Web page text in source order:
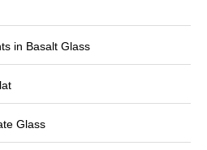
in Basalt Glass
Glass